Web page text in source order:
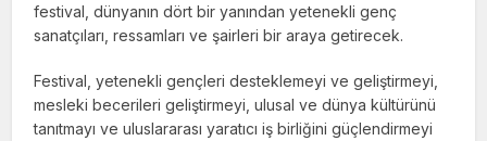
festival, dünyanın dört bir yanından yetenekli genç
sanatçıları, ressamları ve şairleri bir araya getirecek.
Festival, yetenekli gençleri desteklemeyi ve geliştirmeyi,
mesleki becerileri geliştirmeyi, ulusal ve dünya kültürünü
tanıtmayı ve uluslararası yaratıcı iş birliğini güçlendirmeyi